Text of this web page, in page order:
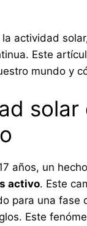
actividad
Este
mundo y
solar
años, un
activo. Este
para una fase
Este